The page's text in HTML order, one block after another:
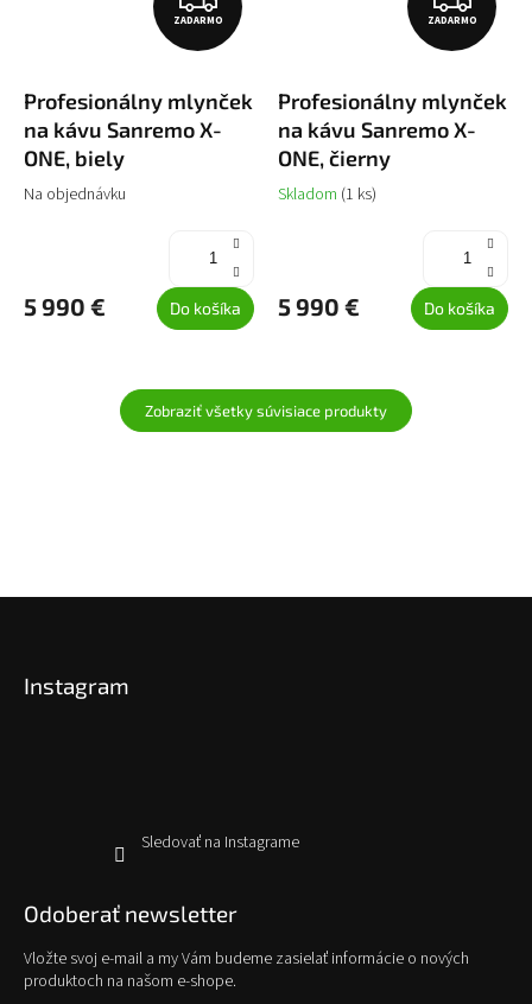
A
A
ZADARMO
Profesionálny mlynček
na kávu Sanremo X-
ONE, biely
Na objednávku
5 990 € Do košíka
A
A
ZADARMO
Profesionálny mlynček
na kávu Sanremo X-
ONE, čierny
Skladom (1 ks)
5 990 € Do košíka
Zobraziť všetky súvisiace produkty
Instagram
Sledovať na Instagrame
Odoberať newsletter
Vložte svoj e-mail a my Vám budeme zasielať informácie o nových
produktoch na našom e-shope.